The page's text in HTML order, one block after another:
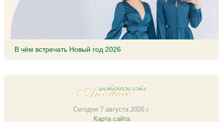
В чём встречать Новый год 2026
Сегодня 7 августа 2026 г.
Карта сайта